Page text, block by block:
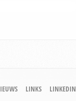
LINKS LINKEDIN